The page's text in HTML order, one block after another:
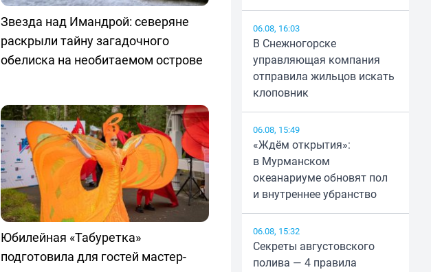
Звезда над Имандрой: северяне
раскрыли тайну загадочного
обелиска на необитаемом острове
Юбилейная «Табуретка»
подготовила для гостей мастер-
06.08, 16:03
В Снежногорске
управляющая компания
отправила жильцов искать
клоповник
06.08, 15:49
«Ждём открытия»:
в Мурманском
океанариуме обновят пол
и внутреннее убранство
06.08, 15:32
Секреты августовского
полива — 4 правила